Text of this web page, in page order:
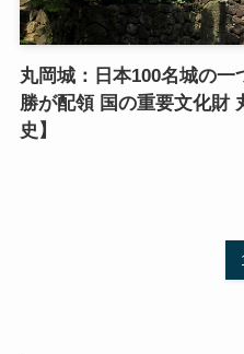
丸岡城：日本100名城の
勝が配領 国の重要文化財
史】